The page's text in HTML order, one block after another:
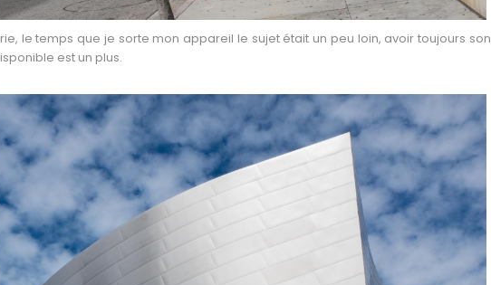
le temps que je sorte mon appareil le sujet était un peu loin, avoir toujours son
est un plus.